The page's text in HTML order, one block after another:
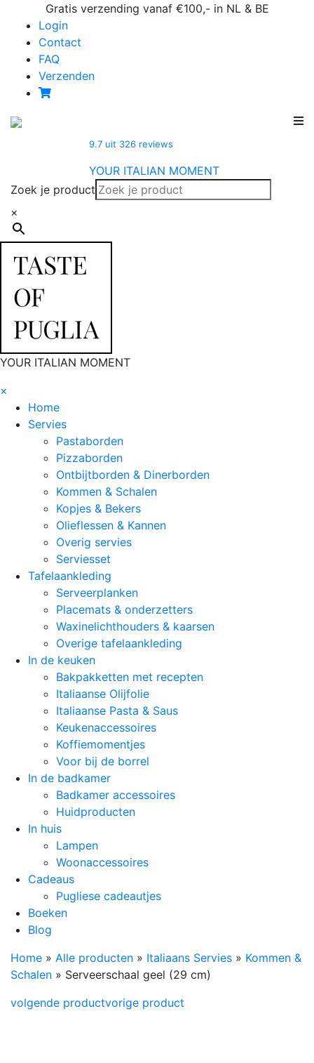
content
Gratis verzending vanaf €100,- in NL & BE
Login
Contact
FAQ
Verzenden
9.7 uit 326 reviews
YOUR ITALIAN MOMENT
Zoek je product
×
YOUR ITALIAN MOMENT
×
Home
Servies
Pastaborden
Pizzaborden
Ontbijtborden & Dinerborden
Kommen & Schalen
Kopjes & Bekers
Olieflessen & Kannen
Overig servies
Serviesset
Tafelaankleding
Serveerplanken
Placemats & onderzetters
Waxinelichthouders & kaarsen
Overige tafelaankleding
In de keuken
Bakpakketten met recepten
Italiaanse Olijfolie
Italiaanse Pasta & Saus
Keukenaccessoires
Koffiemomentjes
Voor bij de borrel
In de badkamer
Badkamer accessoires
Huidproducten
In huis
Lampen
Woonaccessoires
Cadeaus
Pugliese cadeautjes
Boeken
Blog
Home » Alle producten » Italiaans Servies » Kommen &
Schalen » Serveerschaal geel (29 cm)
volgende productvorige product